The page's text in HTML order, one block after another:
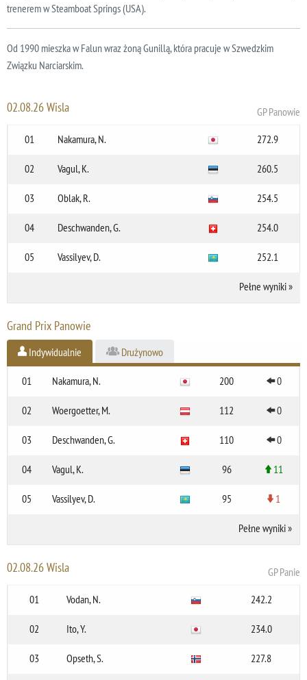
trenerem w Steamboat Springs (USA).
Od 1990 mieszka w Falun wraz żoną Gunillą, która pracuje w Szwedzkim
Związku Narciarskim.
02.08.26 Wisla
GP Panowie
01
Nakamura, N. 272.9
02 Vagul, K. 260.5
03 Oblak, R. 254.5
04 Deschwanden, G. 254.0
05 Vassilyev, D. 252.1
Pełne wyniki»
Grand Prix Panowie
Indywidualnie Drużynowo
01 Nakamura, N. 200 0
02 Woergoetter, M. 112 0
03 Deschwanden, G. 110 0
04 Vagul, K. 96 11
05 Vassilyev, D. 95 1
Pełne wyniki»
02.08.26 Wisla
GP Panie
01
Vodan, N. 242.2
02 Ito, Y. 234.0
03 Opseth, S. 227.8